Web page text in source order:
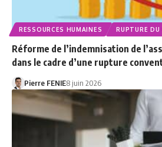
RESSOURCES HUMAINES RUPTURE
Réforme de l’indemnisation de
dans le cadre d’une rupture
Pierre FENIE8 juin 2026